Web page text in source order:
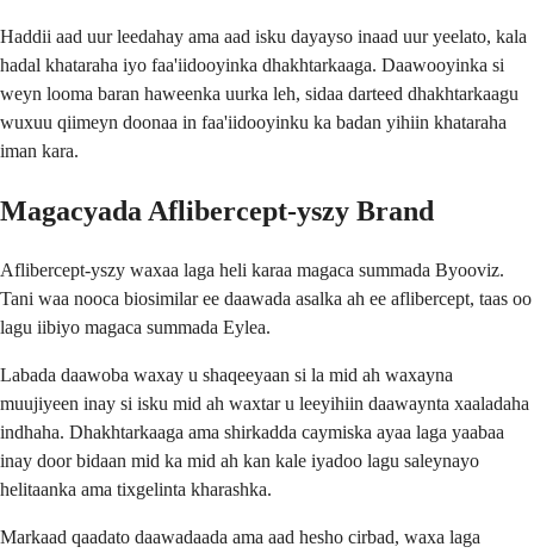
Haddii aad uur leedahay ama aad isku dayayso inaad uur yeelato, kala
hadal khataraha iyo faa'iidooyinka dhakhtarkaaga. Daawooyinka si
weyn looma baran haweenka uurka leh, sidaa darteed dhakhtarkaagu
wuxuu qiimeyn doonaa in faa'iidooyinku ka badan yihiin khataraha
iman kara.
Magacyada Aflibercept-yszy Brand
Aflibercept-yszy waxaa laga heli karaa magaca summada Byooviz.
Tani waa nooca biosimilar ee daawada asalka ah ee aflibercept, taas oo
lagu iibiyo magaca summada Eylea.
Labada daawoba waxay u shaqeeyaan si la mid ah waxayna
muujiyeen inay si isku mid ah waxtar u leeyihiin daawaynta xaaladaha
indhaha. Dhakhtarkaaga ama shirkadda caymiska ayaa laga yaabaa
inay door bidaan mid ka mid ah kan kale iyadoo lagu saleynayo
helitaanka ama tixgelinta kharashka.
Markaad qaadato daawadaada ama aad hesho cirbad, waxa laga